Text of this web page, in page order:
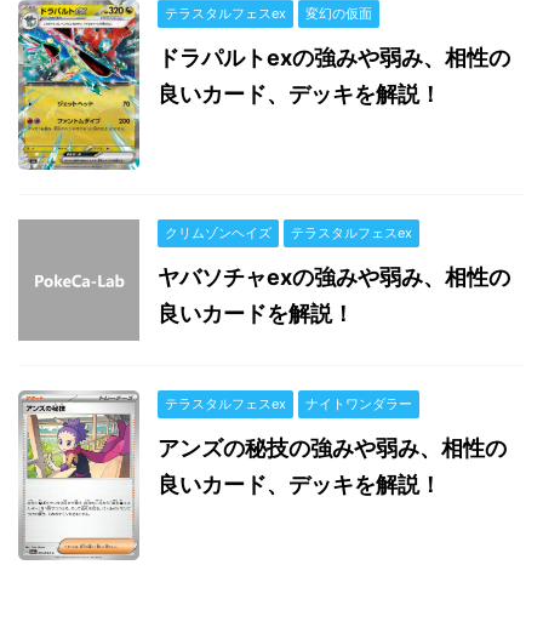
テラスタルフェスex 変幻の仮面
ドラパルトexの強みや弱み、相性の
良いカード、デッキを解説！
クリムゾンヘイズ テラスタルフェスex
ヤバソチャexの強みや弱み、相性の
良いカードを解説！
テラスタルフェスex ナイトワンダラー
アンズの秘技の強みや弱み、相性の
良いカード、デッキを解説！